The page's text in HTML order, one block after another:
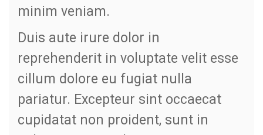
minim veniam.
Duis aute irure dolor in
reprehenderit in voluptate velit esse
cillum dolore eu fugiat nulla
pariatur. Excepteur sint occaecat
cupidatat non proident, sunt in